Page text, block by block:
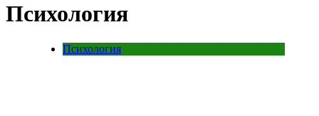
Психология
Психология